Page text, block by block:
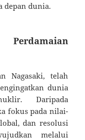
depan dunia.
Nagasaki, telah
dunia
Daripada
fokus pada nilai-
dan resolusi
melalui